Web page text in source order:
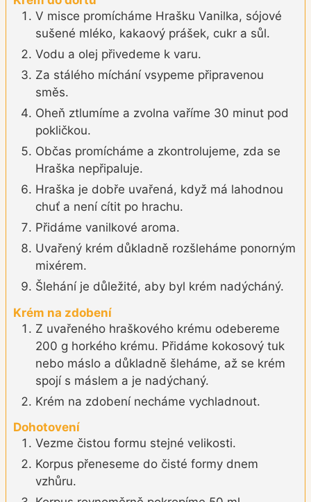
V misce promícháme Hrašku Vanilka, sójové
sušené mléko, kakaový prášek, cukr a sůl.
Vodu a olej přivedeme k varu.
Za stálého míchání vsypeme připravenou
směs.
Oheň ztlumíme a zvolna vaříme 30 minut pod
pokličkou.
Občas promícháme a zkontrolujeme, zda se
Hraška nepřipaluje.
Hraška je dobře uvařená, když má lahodnou
chuť a není cítit po hrachu.
Přidáme vanilkové aroma.
Uvařený krém důkladně rozšleháme ponorným
mixérem.
Šlehání je důležité, aby byl krém nadýcháný.
Krém na zdobení
Z uvařeného hraškového krému odebereme
200 g horkého krému. Přidáme kokosový tuk
nebo máslo a důkladně šleháme, až se krém
spojí s máslem a je nadýchaný.
Krém na zdobení necháme vychladnout.
Dohotovení
Vezme čistou formu stejné velikosti.
Korpus přeneseme do čisté formy dnem
vzhůru.